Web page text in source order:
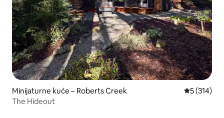
Minijaturne kuće – Roberts Creek Prosječna
5 (314)
The Hideout